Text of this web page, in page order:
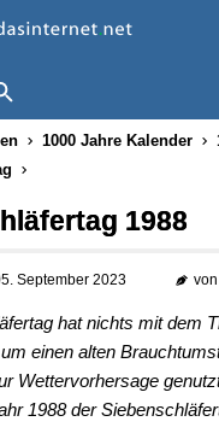
1000 Jahre Kalender
1988
September 2023 von
hat nichts mit dem
einen alten
Wettervorhersage
1988 der